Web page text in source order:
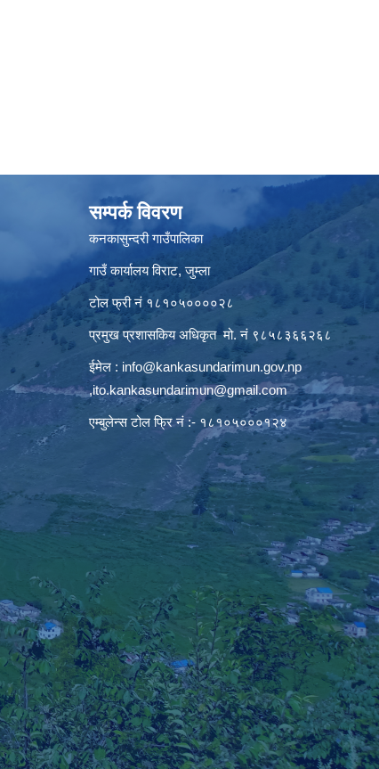
सम्पर्क विवरण
कनकासुन्दरी गाउँपालिका
गाउँ कार्यालय विराट, जुम्ला
टोल फ्री नं १८१०५००००२८
प्रमुख प्रशासकिय अधिकृत मो. नं ९८५८३६६२६८
ईमेल : info@kankasundarimun.gov.np
,ito.kankasundarimun@gmail.com
एम्बुलेन्स टोल फ्रि नं :- १८१०५०००१२४